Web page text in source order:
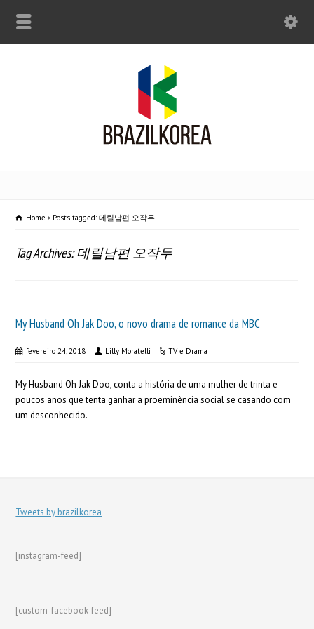
Home Posts tagged: 데릴남편 오작두
Tag Archives: 데릴남편 오작두
My Husband Oh Jak Doo, o novo drama de romance da MBC
fevereiro 24, 2018 Lilly Moratelli TV e Drama
My Husband Oh Jak Doo, conta a história de uma mulher de trinta e
poucos anos que tenta ganhar a proeminência social se casando com
um desconhecido.
Tweets by brazilkorea
[instagram-feed]
[custom-facebook-feed]